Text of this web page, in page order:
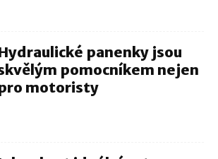
panenky jsou
pomocníkem nejen
motoristy